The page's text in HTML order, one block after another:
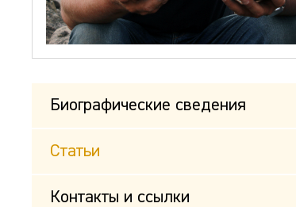
Биографические сведения
Статьи
Контакты и ссылки